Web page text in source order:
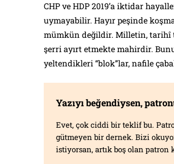
CHP ve HDP 2019’a iktidar
uymayabilir. Hayır peşinde
mümkün değildir. Milletin, tarihî
şerri ayırt etmekte mahirdir.
yeltendikleri “blok”lar, nafile
Yazıyı beğendiysen,
Evet, çok ciddi bir teklif bu.
gütmeyen bir dernek. Bizi
istiyorsan, artık boş olan patron